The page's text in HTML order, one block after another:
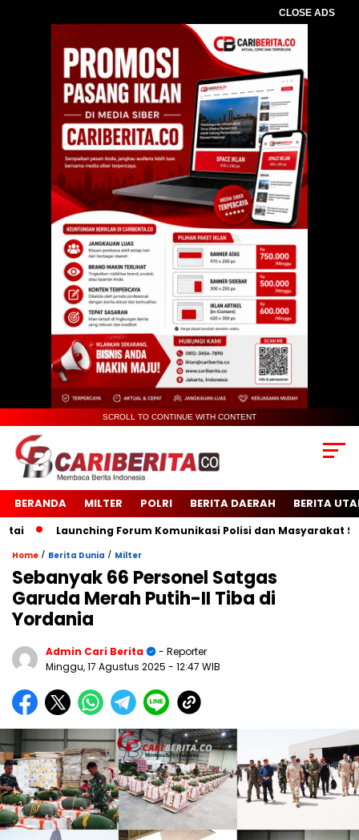
CLOSE ADS
SCROLL TO CONTINUE WITH CONTENT
BERANDA MILTER POLRI BERITA DAERAH BERITA
Launching Forum Komunikasi Polisi dan Masyarakat
Home / Berita Dunia / Milter
Sebanyak 66 Personel Satgas
Garuda Merah Putih-II Tiba di
Yordania
Admin Cari Berita
- Reporter
Minggu, 17 Agustus 2025 - 12:47 WIB